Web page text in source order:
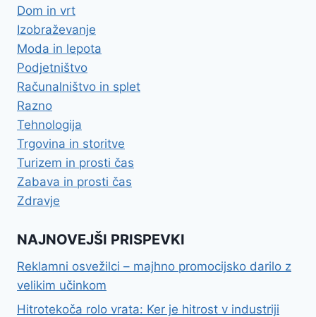
Dom in vrt
Izobraževanje
Moda in lepota
Podjetništvo
Računalništvo in splet
Razno
Tehnologija
Trgovina in storitve
Turizem in prosti čas
Zabava in prosti čas
Zdravje
NAJNOVEJŠI PRISPEVKI
Reklamni osvežilci – majhno promocijsko darilo z
velikim učinkom
Hitrotekoča rolo vrata: Ker je hitrost v industriji